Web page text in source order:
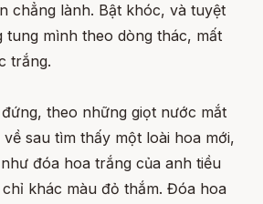
chẳng lành. Bật khóc, và tuyệt
tung mình theo dòng thác, mất
trắng.
theo những giọt nước mắt
sau tìm thấy một loài hoa mới,
đóa hoa trắng của anh tiều
khác màu đỏ thắm. Đóa hoa